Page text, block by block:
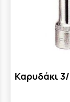
Καρυδάκι